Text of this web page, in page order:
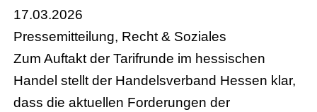
17.03.2026
Pressemitteilung, Recht & Soziales
Zum Auftakt der Tarifrunde im hessischen
Handel stellt der Handelsverband Hessen klar,
dass die aktuellen Forderungen der